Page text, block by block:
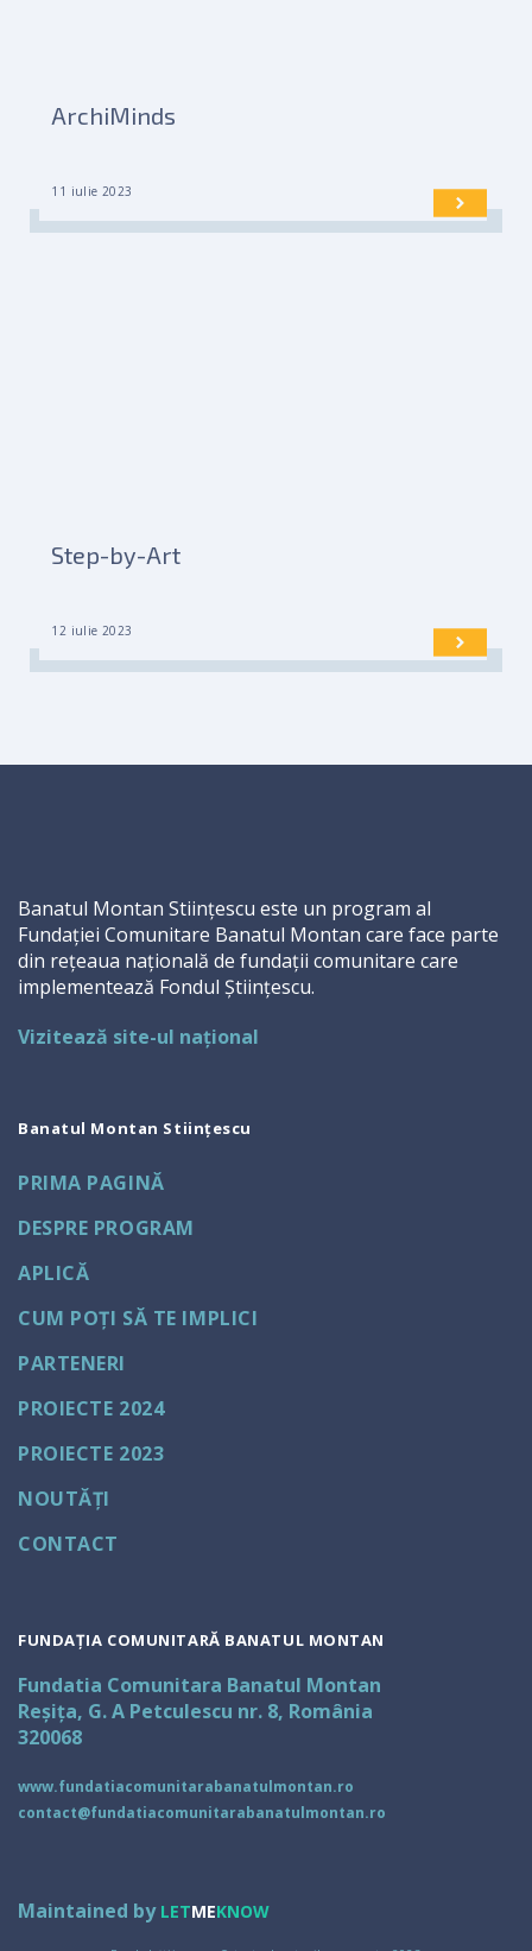
ArchiMinds
11 iulie 2023
Step-by-Art
12 iulie 2023
Banatul Montan Stiințescu este un program al
Fundației Comunitare Banatul Montan care face parte
din rețeaua națională de fundații comunitare care
implementează Fondul Științescu.
Vizitează site-ul național
Banatul Montan Stiințescu
PRIMA PAGINĂ
DESPRE PROGRAM
APLICĂ
CUM POȚI SĂ TE IMPLICI
PARTENERI
PROIECTE 2024
PROIECTE 2023
NOUTĂȚI
CONTACT
FUNDAȚIA COMUNITARĂ BANATUL MONTAN
Fundatia Comunitara Banatul Montan
Reșița, G. A Petculescu nr. 8, România
320068
www.fundatiacomunitarabanatulmontan.ro
contact@fundatiacomunitarabanatulmontan.ro
Maintained by LETMEKNOW